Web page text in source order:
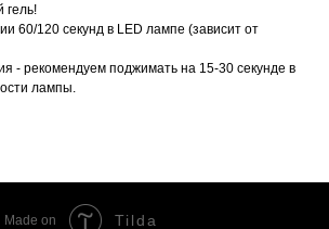
гель!
60/120 секунд в LED лампе (зависит от
- рекомендуем поджимать на 15-30 секунде в
лампы.
Made on Tilda